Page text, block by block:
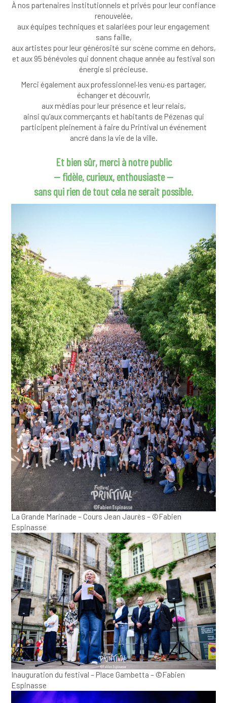
À nos partenaires institutionnels et privés pour leur confiance
renouvelée,
aux équipes techniques et salariées pour leur engagement
sans faille,
aux artistes pour leur générosité sur scène comme en dehors,
et aux 95 bénévoles qui donnent chaque année au festival son
énergie si précieuse.
Merci également aux professionnel·les venu·es partager,
échanger et découvrir,
aux médias pour leur présence et leur relais,
ainsi qu’aux commerçants et habitants de Pézenas qui
participent pleinement à faire du Printival un événement
ancré dans la vie de la ville.
Et bien sûr, merci à notre public
— fidèle, curieux, enthousiaste —
sans qui rien de tout cela ne serait possible.
La Grande Marinade – Cours Jean Jaurès – ©Fabien
Espinasse
Inauguration du festival – Place Gambetta – ©Fabien
Espinasse